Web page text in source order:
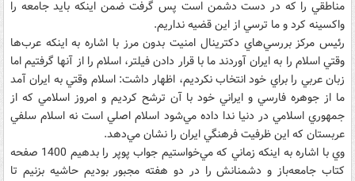
مناطقي را که در دست دشمن است پس گرفت ضمن اينکه بايد جامعه را
واکسينه کرد و ما ترسي از اين قضيه نداريم.
رئيس مرکز بررسي‌هاي دکترينال امنيت بدون مرز با اشاره به اينکه عرب‌ها
وقتي اسلام را به ايران آوردند ما با قرار دادن فيلتر، اسلام را از آنها گرفتيم اما
زبان عربي را براي خود انتخاب نکرديم، اظهار داشت: اسلام وقتي به ايران آمد
ما از جوهره فارسي و ايراني خود با آن ترشح کرديم و امروز اسلامي که از
جمهوري اسلامي در دنيا ندا داده مي‌شود اسلام اصلي است نه اسلام سلفي
عربستان که اين ظرفيت فرهنگي ايران را نشان مي‌دهد.
وي با اشاره به اينکه زماني که مي‌خواستيم جواب پوپر را بدهيم 1400 صفحه
کتاب جامعه‌باز و دشمنانش را در دو هفته مجبور بوديم حاشيه بزنيم تا